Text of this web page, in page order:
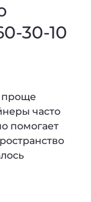
30-10
проще
часто
помогает